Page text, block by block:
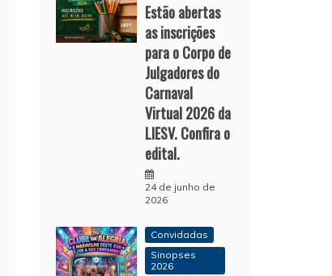
Estão abertas
as inscrições
para o Corpo de
Julgadores do
Carnaval
Virtual 2026 da
LIESV. Confira o
edital.
24 de junho de
2026
Convidadas
Sinopses
2026